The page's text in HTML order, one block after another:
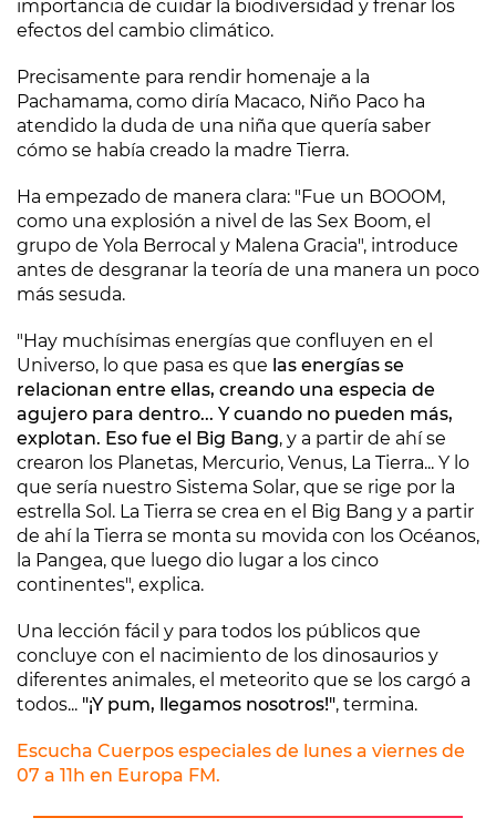
importancia de cuidar la biodiversidad y frenar los
efectos del cambio climático.
Precisamente para rendir homenaje a la
Pachamama, como diría Macaco, Niño Paco ha
atendido la duda de una niña que quería saber
cómo se había creado la madre Tierra.
Ha empezado de manera clara: "Fue un BOOOM,
como una explosión a nivel de las Sex Boom, el
grupo de Yola Berrocal y Malena Gracia", introduce
antes de desgranar la teoría de una manera un poco
más sesuda.
"Hay muchísimas energías que confluyen en el
Universo, lo que pasa es que las energías se
relacionan entre ellas, creando una especia de
agujero para dentro... Y cuando no pueden más,
explotan. Eso fue el Big Bang, y a partir de ahí se
crearon los Planetas, Mercurio, Venus, La Tierra... Y lo
que sería nuestro Sistema Solar, que se rige por la
estrella Sol. La Tierra se crea en el Big Bang y a partir
de ahí la Tierra se monta su movida con los Océanos,
la Pangea, que luego dio lugar a los cinco
continentes", explica.
Una lección fácil y para todos los públicos que
concluye con el nacimiento de los dinosaurios y
diferentes animales, el meteorito que se los cargó a
todos... "¡Y pum, llegamos nosotros!", termina.
Escucha Cuerpos especiales de lunes a viernes de
07 a 11h en Europa FM.